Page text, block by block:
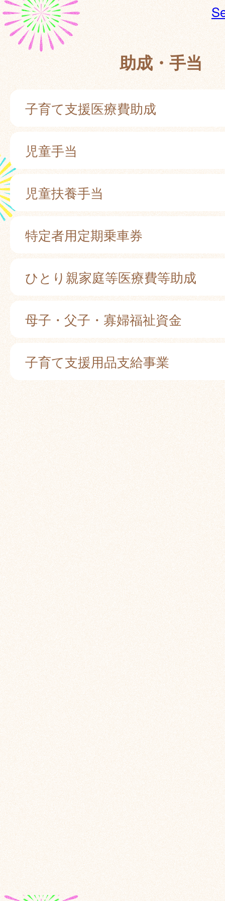
助成・手当
子育て支援医療費助成
児童手当
児童扶養手当
特定者用定期乗車券
ひとり親家庭等医療費等助成
母子・父子・寡婦福祉資金
子育て支援用品支給事業